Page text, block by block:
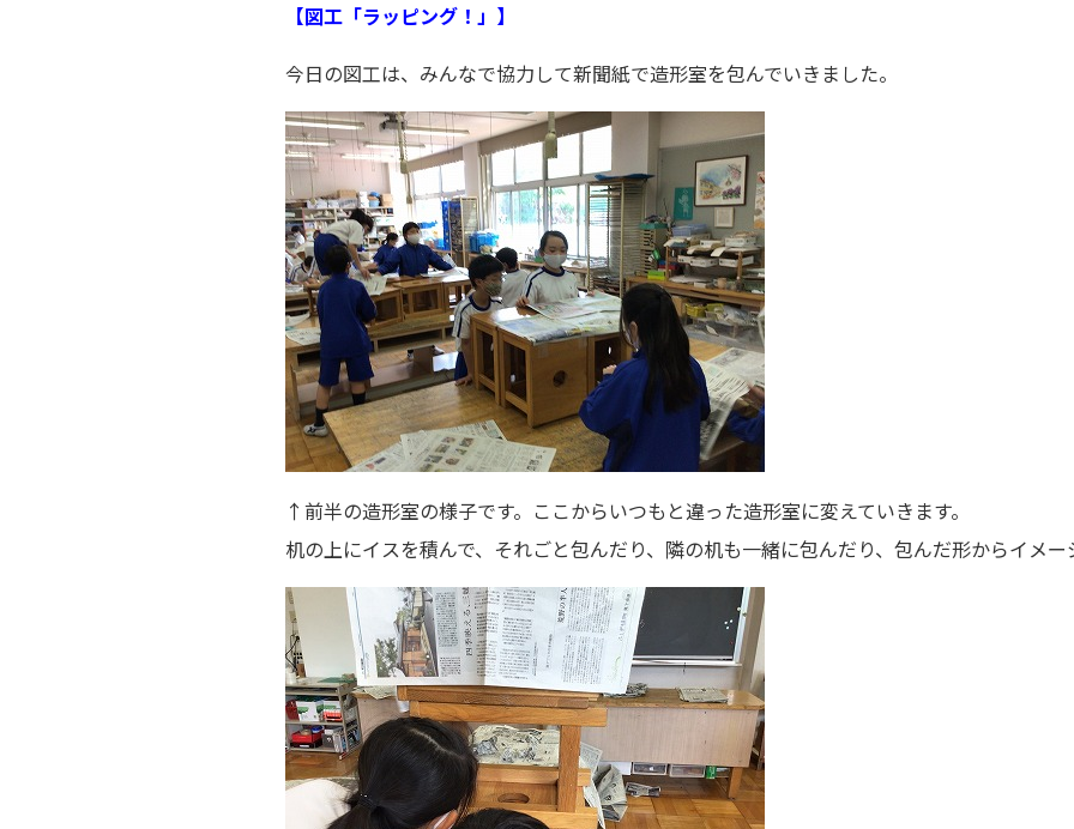
【図工「ラッピング！」】
今日の図工は、みんなで協力して新聞紙で造形室を包んでいきました。
↑前半の造形室の様子です。ここからいつもと違った造形室に変えていきます。
机の上にイスを積んで、それごと包んだり、隣の机も一緒に包んだり、包んだ形からイメー